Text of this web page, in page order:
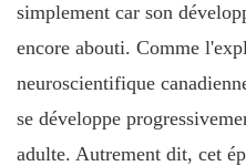
simplement car son
encore abouti. Comme
neuroscientifique
se développe
adulte. Autrement dit, cet